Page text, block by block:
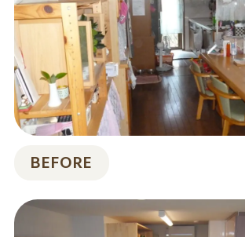
BEFORE